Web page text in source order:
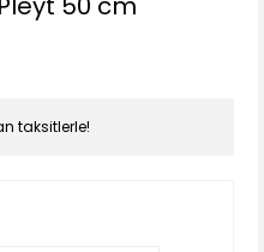
taksitlerle!